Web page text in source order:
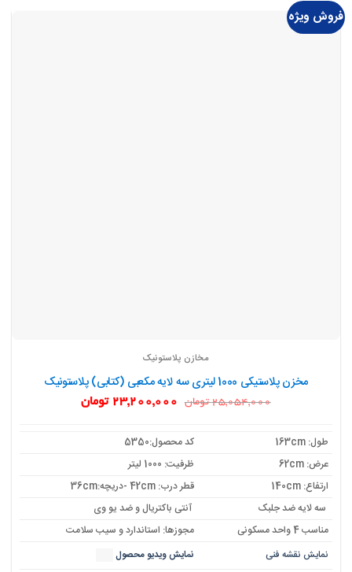
فروش ویژه
مخازن پلاستونیک
مخزن پلاستیکی 1000 لیتری سه لایه مکعبی (کتابی) پلاستونیک
25,054,000 تومان قیمت
اصلی:
بود.
23,200,000 تومانقیمت
فعلی:
طول: 163cm
کد محصول:5350
عرض: 62cm
ظرفیت: 1000 لیتر
ارتفاع: 140cm
قطر درب: 42cm -دریچه:36cm
سه لایه ضد جلبک
آنتی باکتریال و ضد یو وی
مناسب 4 واحد مسکونی
مجوزها: استاندارد و سیب سلامت
نمایش نقشه فنی نمایش ویدیو محصول